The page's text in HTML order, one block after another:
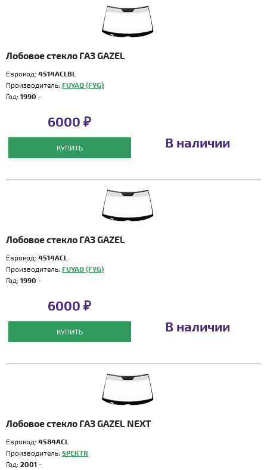
Лобовое стекло ГАЗ GAZEL
Еврокод: 4514ACLBL
Производитель: FUYAO (FYG)
Год: 1990 -
6000 ₽
КУПИТЬ В наличии
Лобовое стекло ГАЗ GAZEL
Еврокод: 4514ACL
Производитель: FUYAO (FYG)
Год: 1990 -
6000 ₽
КУПИТЬ В наличии
Лобовое стекло ГАЗ GAZEL NEXT
Еврокод: 4584ACL
Производитель: SPEKTR
Год: 2001 -